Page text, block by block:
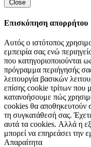
Close
Επισκόπηση απορρήτου
Αυτός ο ιστότοπος
εμπειρία σας ενώ
που κατηγοριοποιούνται
πρόγραμμα περιήγησής
λειτουργία βασικών
επίσης cookie τρίτων που
κατανοήσουμε πώς
cookies θα αποθηκευτούν
τη συγκατάθεσή σας.
αυτά τα cookies. Αλλά η
μπορεί να επηρεάσει την
Απαραίτητα